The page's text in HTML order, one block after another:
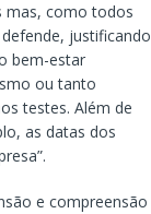
mas, como todos
justificando
bem-estar
ou tanto
testes. Além de
as datas dos
e compreensão